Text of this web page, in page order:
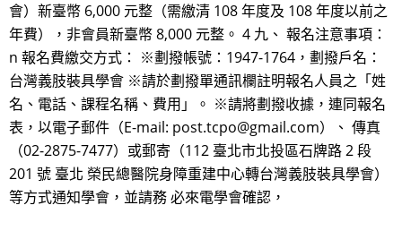
會）新臺幣 6,000 元整（需繳清 108 年度及 108 年度以前之
年費），非會員新臺幣 8,000 元整。 4 九、 報名注意事項：
n 報名費繳交方式： ※劃撥帳號：1947-1764，劃撥戶名：
台灣義肢裝具學會 ※請於劃撥單通訊欄註明報名人員之「姓
名、電話、課程名稱、費用」。 ※請將劃撥收據，連同報名
表，以電子郵件（E-mail: post.tcpo@gmail.com）、 傳真
（02-2875-7477）或郵寄（112 臺北市北投區石牌路 2 段
201 號 臺北 榮民總醫院身障重建中心轉台灣義肢裝具學會）
等方式通知學會，並請務 必來電學會確認，